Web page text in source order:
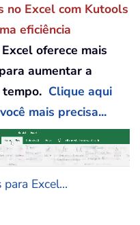
no Excel com Kutools
eficiência
oferece mais
aumentar a
Clique aqui
mais precisa...
Excel...